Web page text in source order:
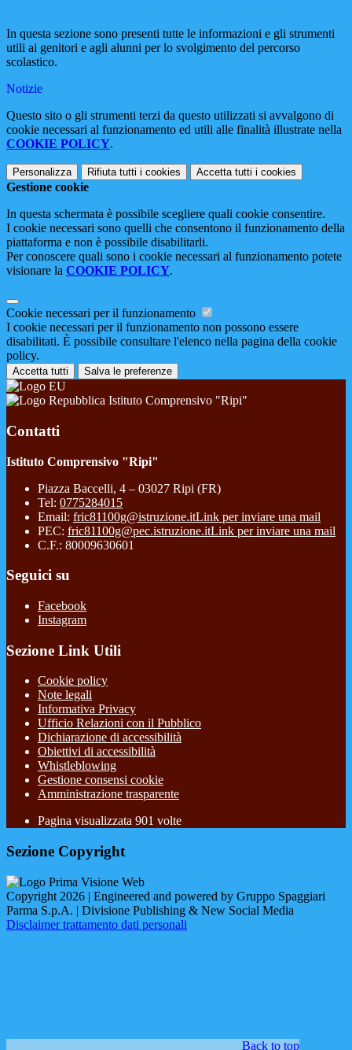
In questa sezione sono presenti tutte le informazioni e gli strumenti
utili ai genitori e agli alunni per lo svolgimento del percorso
scolastico.
Notizie
Questo sito o gli strumenti terzi da questo utilizzati si avvalgono di
cookie necessari al funzionamento ed utili alle finalità illustrate nella
COOKIE POLICY.
Personalizza Rifiuta tutti i cookies Accetta tutti i cookies
Gestione cookie
In questa schermata è possibile scegliere quali cookie consentire.
I cookie necessari sono quelli che consentono il funzionamento della
piattaforma e non è possibile disabilitarli.
Per conoscere quali sono i cookie necessari al funzionamento potete
visionare la COOKIE POLICY.
Cookie necessari per il funzionamento
I cookie necessari per il funzionamento non possono essere
disabilitati. È possibile consultare l'elenco nella pagina della cookie
policy.
Accetta tutti Salva le preferenze
Istituto Comprensivo "Ripi"
Contatti
Istituto Comprensivo "Ripi"
Piazza Baccelli, 4 – 03027 Ripi (FR)
Tel: 0775284015
Email: fric81100g@istruzione.itLink per inviare una mail
PEC: fric81100g@pec.istruzione.itLink per inviare una mail
C.F.: 80009630601
Seguici su
Facebook
Instagram
Sezione Link Utili
Cookie policy
Note legali
Informativa Privacy
Ufficio Relazioni con il Pubblico
Dichiarazione di accessibilità
Obiettivi di accessibilità
Whistleblowing
Gestione consensi cookie
Amministrazione trasparente
Pagina visualizzata 901 volte
Sezione Copyright
Copyright 2026 | Engineered and powered by Gruppo Spaggiari
Parma S.p.A. | Divisione Publishing & New Social Media
Disclaimer trattamento dati personali
Back to top